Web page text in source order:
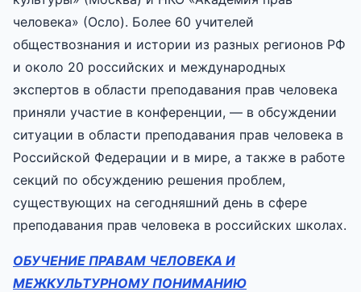
человека» (Осло). Более 60 учителей
обществознания и истории из разных регионов РФ
и около 20 российских и международных
экспертов в области преподавания прав человека
приняли участие в конференции, — в обсуждении
ситуации в области преподавания прав человека в
Российской Федерации и в мире, а также в работе
секций по обсуждению решения проблем,
существующих на сегодняшний день в сфере
преподавания прав человека в российских школах.
ОБУЧЕНИЕ ПРАВАМ ЧЕЛОВЕКА И
МЕЖКУЛЬТУРНОМУ ПОНИМАНИЮ